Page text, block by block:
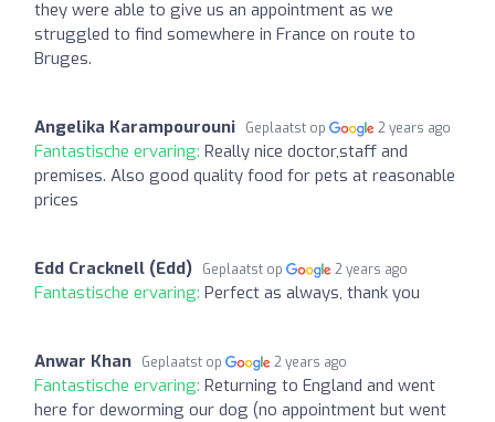
they were able to give us an appointment as we
struggled to find somewhere in France on route to
Bruges.
Angelika Karampourouni Geplaatst op 2 years ago
Fantastische ervaring: Really nice doctor,staff and
premises. Also good quality food for pets at reasonable
prices
Edd Cracknell (Edd) Geplaatst op 2 years ago
Fantastische ervaring: Perfect as always, thank you
Anwar Khan Geplaatst op 2 years ago
Fantastische ervaring: Returning to England and went
here for deworming our dog (no appointment but went